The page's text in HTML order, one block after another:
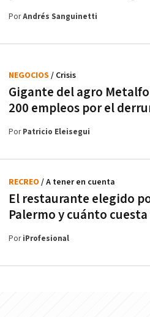
PorAndrés Sanguinetti
Gigante del agro
200 empleos por el
NEGOCIOS / Crisis
PorPatricio Eleisegui
El restaurante elegido
Palermo y cuánto
RECREO / A tener en cuenta
PoriProfesional